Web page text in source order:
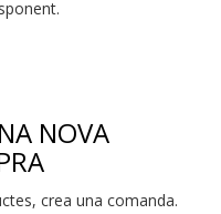
NOVA
crea una comanda.